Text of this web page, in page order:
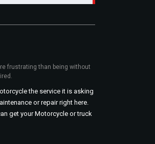
frustrating than being without
the service it is asking
or repair right here.
get your Motorcycle or truck